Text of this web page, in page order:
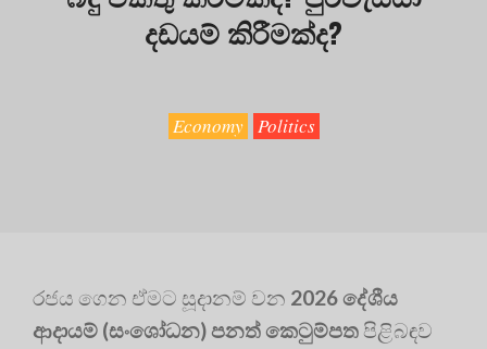
දඩයම් කිරීමක්ද?
Economy Politics
රජය ගෙන ඒමට සූදානම් වන 2026 දේශීය
ආදායම් (සංශෝධන) පනත් කෙටුම්පත පිළිබඳව